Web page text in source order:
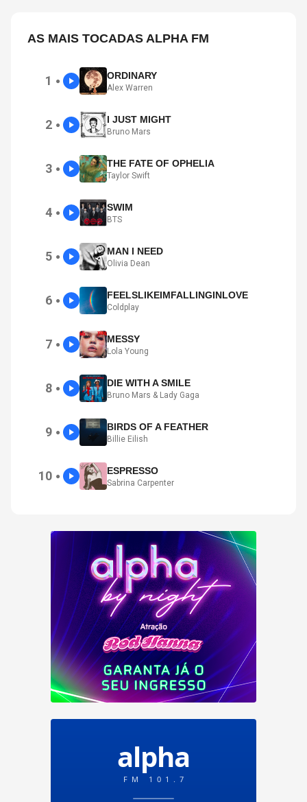
AS MAIS TOCADAS ALPHA FM
1 ● ORDINARY
Alex Warren
2 ● I JUST MIGHT
Bruno Mars
3 ● THE FATE OF OPHELIA
Taylor Swift
4 ● SWIM
BTS
5 ● MAN I NEED
Olivia Dean
6 ● FEELSLIKEIMFALLINGINLOVE
Coldplay
7 ● MESSY
Lola Young
8 ● DIE WITH A SMILE
Bruno Mars & Lady Gaga
9 ● BIRDS OF A FEATHER
Billie Eilish
10 ● ESPRESSO
Sabrina Carpenter